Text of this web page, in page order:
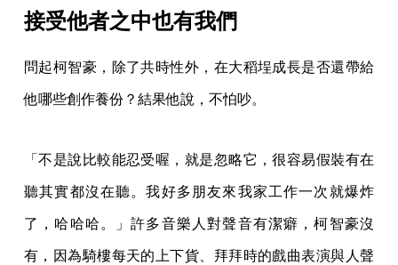
接受他者之中也有我們
問起柯智豪，除了共時性外，在大稻埕成長是否還帶給
他哪些創作養份？結果他說，不怕吵。
「不是說比較能忍受喔，就是忽略它，很容易假裝有在
聽其實都沒在聽。我好多朋友來我家工作一次就爆炸
了，哈哈哈。」許多音樂人對聲音有潔癖，柯智豪沒
有，因為騎樓每天的上下貨、拜拜時的戲曲表演與人聲